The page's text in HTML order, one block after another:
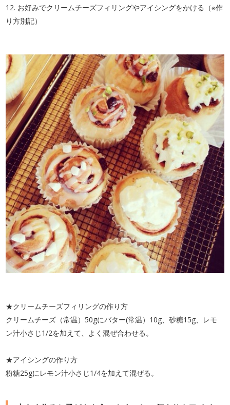
12. お好みでクリームチーズフィリングやアイシングをかける（※作
り方別記）
★クリームチーズフィリングの作り方
クリームチーズ（常温）50gにバター(常温）10g、砂糖15g、レモ
ン汁小さじ1/2を加えて、よく混ぜ合わせる。
★アイシングの作り方
粉糖25gにレモン汁小さじ1/4を加えて混ぜる。